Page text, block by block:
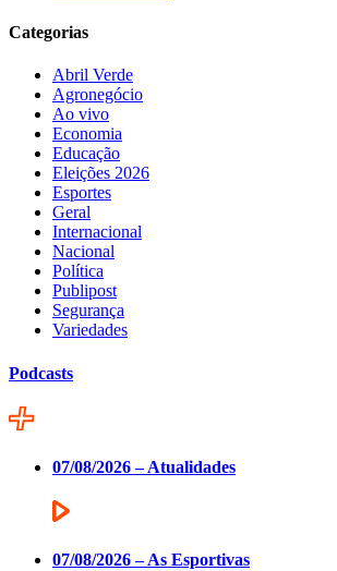
Categorias
Abril Verde
Agronegócio
Ao vivo
Economia
Educação
Eleições 2026
Esportes
Geral
Internacional
Nacional
Política
Publipost
Segurança
Variedades
Podcasts
07/08/2026 – Atualidades
07/08/2026 – As Esportivas